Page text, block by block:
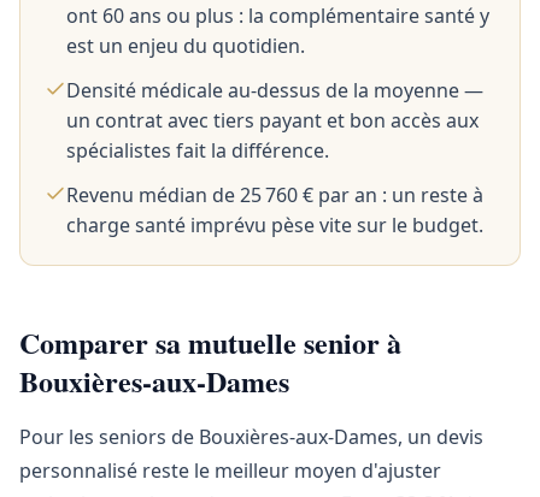
ont 60 ans ou plus : la complémentaire santé y
est un enjeu du quotidien.
Densité médicale au-dessus de la moyenne —
un contrat avec tiers payant et bon accès aux
spécialistes fait la différence.
Revenu médian de 25 760 € par an : un reste à
charge santé imprévu pèse vite sur le budget.
Comparer sa mutuelle senior à
Bouxières-aux-Dames
Pour les seniors de Bouxières-aux-Dames, un devis
personnalisé reste le meilleur moyen d'ajuster